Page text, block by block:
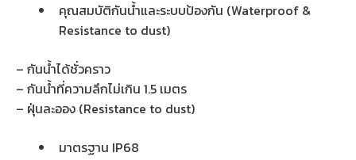
คุณสมบัติกันน้ำและระบบป้องกัน (Waterproof &
Resistance to dust)
– กันน้ำได้ชั่วคราว
– กันน้ำที่ความลึกไม่เกิน 1.5 เมตร
– ฝุ่นละออง (Resistance to dust)
มาตรฐาน IP68